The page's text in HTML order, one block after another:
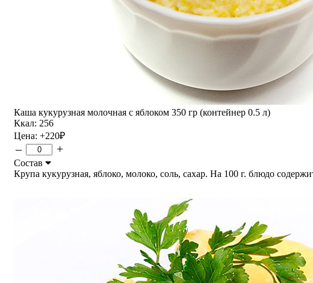
Каша кукурузная молочная с яблоком 350 гр (контейнер 0.5 л)
Ккал: 256
Цена: +220₽
– +
Состав
Крупа кукурузная, яблоко, молоко, соль, сахар. На 100 г. блюдо